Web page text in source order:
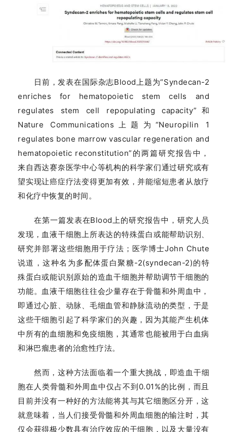
日前，发表在国际杂志Blood上题为“Syndecan-2
enriches for hematopoietic stem cells and
regulates stem cell repopulating capacity”和
Nature Communications上题为“Neuropilin 1
regulates bone marrow vascular regeneration and
hematopoietic reconstitution”的两篇研究报告中，
来自西达赛奈医学中心等机构的科学家们通过研究或有
望实现让癌症疗法变得更加有效，并能缩短患者从放疗
和化疗中恢复的时间。
在第一篇发表在Blood上的研究报告中，研究人员
发现，血液干细胞上所表达的特殊蛋白或能帮助识别、
研究并部署这些细胞用于疗法；医学博士John Chute
说道，这种名为多配体蛋白聚糖-2(syndecan-2)的特
殊蛋白或能识别原始的造血干细胞并帮助调节干细胞的
功能。血液干细胞往往会少量存在于骨髓和外周血中，
即通过心脏、动脉、毛细血管和静脉流动的类型，于是
这些干细胞引起了科学家们的兴趣，因为其能产生机体
中所有的血细胞和免疫细胞，其通常也能被用于白血病
和淋巴瘤患者的治愈性疗法。
然而，这种方法面临着一个重大挑战，即造血干细
胞在人类骨髓和外周血中仅占不到0.01%的比例，而且
目前并没有一种好的方法能将其与其它细胞区分开，这
就意味着，当人们接受骨髓和外周血细胞的输注时，其
仅会获得极少数具有治疗效应的干细胞，以及大量没有